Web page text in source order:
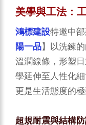
美學與工法：
鴻標建設特邀中
陽一品】以洗鍊
溫潤線條，形塑
學延伸至人性化
更是生活態度的極
超規耐震與結構